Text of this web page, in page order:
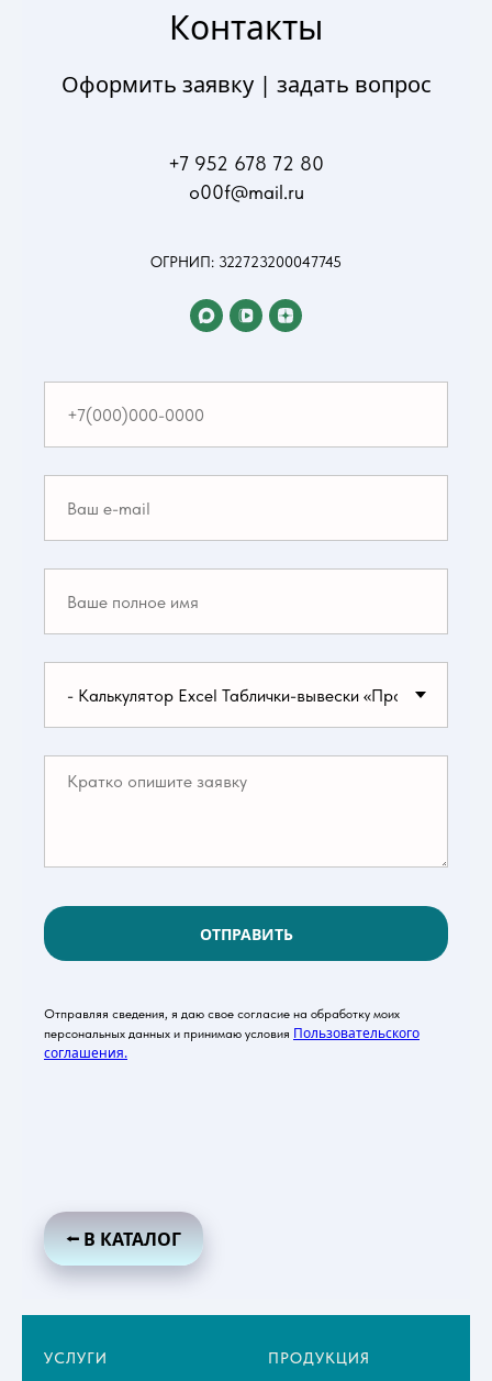
Контакты
Оформить заявку | задать вопрос
+7 952 678 72 80
o00f@mail.ru
ОГРНИП: 322723200047745
ОТПРАВИТЬ
Отправляя сведения, я даю свое согласие на обработку моих
персональных данных и принимаю условия Пользовательского
соглашения.
⭠ В КАТАЛОГ
УСЛУГИ ПРОДУКЦИЯ